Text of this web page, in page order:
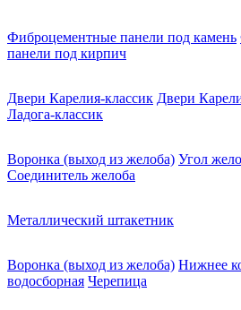
Фиброцементные панели под камень
панели под кирпич
Двери Карелия-классик Двери
Ладога-классик
Воронка (выход из желоба) Угол
Соединитель желоба
Металлический штакетник
Воронка (выход из желоба) Нижнее
водосборная Черепица